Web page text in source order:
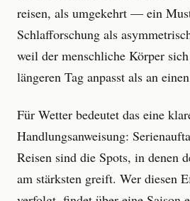
reisen, als umgekehrt — ein
Schlafforschung als
weil der menschliche Körper
längeren Tag anpasst als an
Für Wetter bedeutet das eine
Handlungsanweisung:
Reisen sind die Spots, in denen
am stärksten greift. Wer diesen